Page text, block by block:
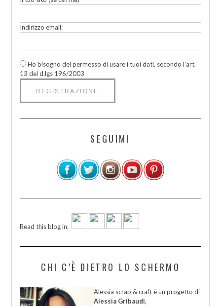
Indirizzo email:
Ho bisogno del permesso di usare i tuoi dati, secondo l’art.
13 del d.lgs 196/2003
SEGUIMI
Read this blog in:
CHI C’È DIETRO LO SCHERMO
Alessia scrap & craft è un progetto di
Alessia Gribaudi,